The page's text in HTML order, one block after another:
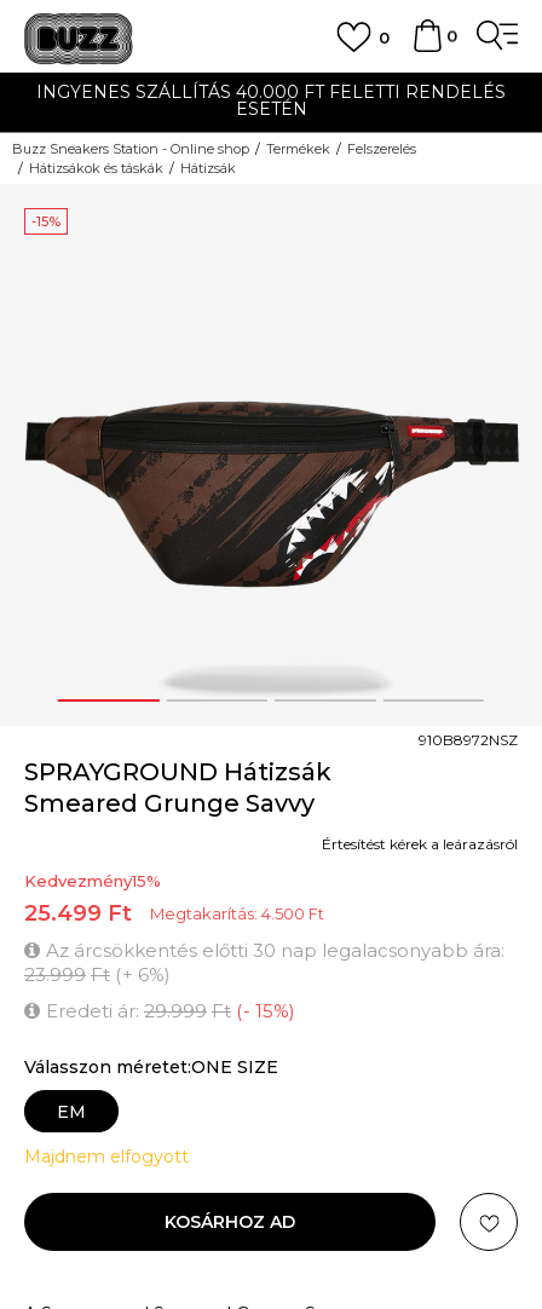
0
0
INGYENES SZÁLLÍTÁS 40.000 FT FELETTI RENDELÉS
ESETÉN
Buzz Sneakers Station - Online shop Termékek
Felszerelés
Hátizsákok és táskák
Hátizsák
1 2 3 4
-15%
SPRAYGROUND Hátizsák
Smeared Grunge Savvy
910B8972NSZ
Kedvezmény15%
25.499 Ft Megtakarítás: 4.500 Ft
Az árcsökkentés előtti 30 nap legalacsonyabb ára:
23.999 Ft (+ 6%)
Eredeti ár: 29.999 Ft (- 15%)
Értesítést kérek a leárazásról
Válasszon méretet:ONE SIZE
EM
Majdnem elfogyott
KOSÁRHOZ AD